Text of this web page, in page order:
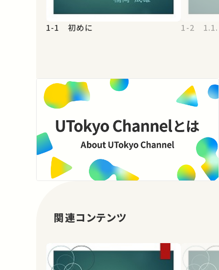
1-1 初めに 1-2
関連コンテンツ